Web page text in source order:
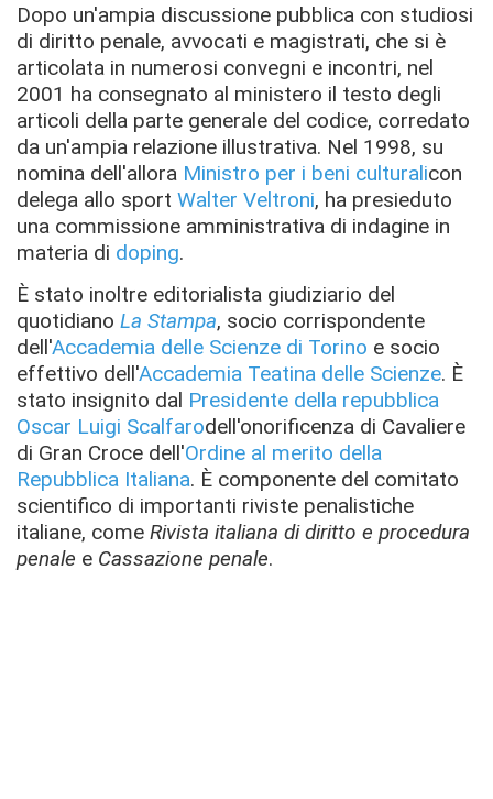
Dopo un'ampia discussione pubblica con studiosi
di diritto penale, avvocati e magistrati, che si è
articolata in numerosi convegni e incontri, nel
2001 ha consegnato al ministero il testo degli
articoli della parte generale del codice, corredato
da un'ampia relazione illustrativa. Nel 1998, su
nomina dell'allora Ministro per i beni culturalicon
delega allo sport Walter Veltroni, ha presieduto
una commissione amministrativa di indagine in
materia di doping.
È stato inoltre editorialista giudiziario del
quotidiano La Stampa, socio corrispondente
dell'Accademia delle Scienze di Torino e socio
effettivo dell'Accademia Teatina delle Scienze. È
stato insignito dal Presidente della repubblica
Oscar Luigi Scalfarodell'onorificenza di Cavaliere
di Gran Croce dell'Ordine al merito della
Repubblica Italiana. È componente del comitato
scientifico di importanti riviste penalistiche
italiane, come Rivista italiana di diritto e procedura
penale e Cassazione penale.